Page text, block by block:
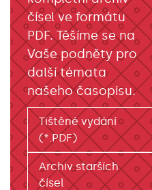
čísel ve formátu
PDF. Těšíme se na
Vaše podněty pro
další témata
našeho časopisu.
Tištěné vydání
(*.PDF)
Archiv starších
čísel